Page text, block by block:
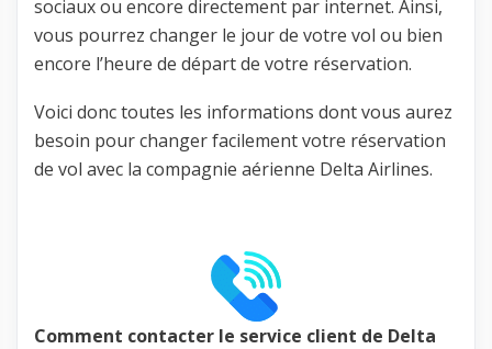
sociaux ou encore directement par internet. Ainsi,
vous pourrez changer le jour de votre vol ou bien
encore l’heure de départ de votre réservation.
Voici donc toutes les informations dont vous aurez
besoin pour changer facilement votre réservation
de vol avec la compagnie aérienne Delta Airlines.
Comment contacter le service client de Delta